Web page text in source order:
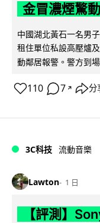
金冒濃煙驚
中國湖北黃石一名男
租住單位私設高壓爐
動鄰居報警。警方到
110 7 ↗ 分
3C科技 流動音樂
Lawton 1 日
【評測】